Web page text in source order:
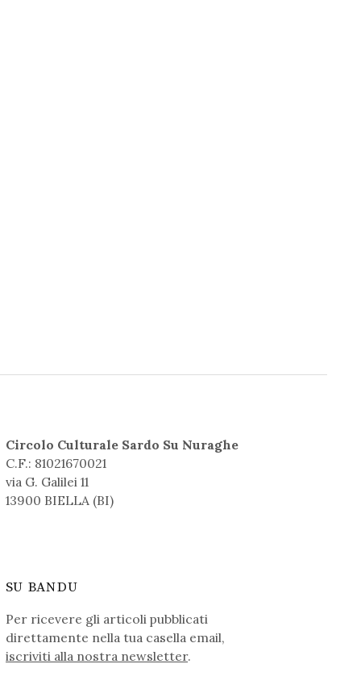
Circolo Culturale Sardo Su Nuraghe
C.F.: 81021670021
via G. Galilei 11
13900 BIELLA (BI)
SU BANDU
Per ricevere gli articoli pubblicati
direttamente nella tua casella email,
iscriviti alla nostra newsletter.